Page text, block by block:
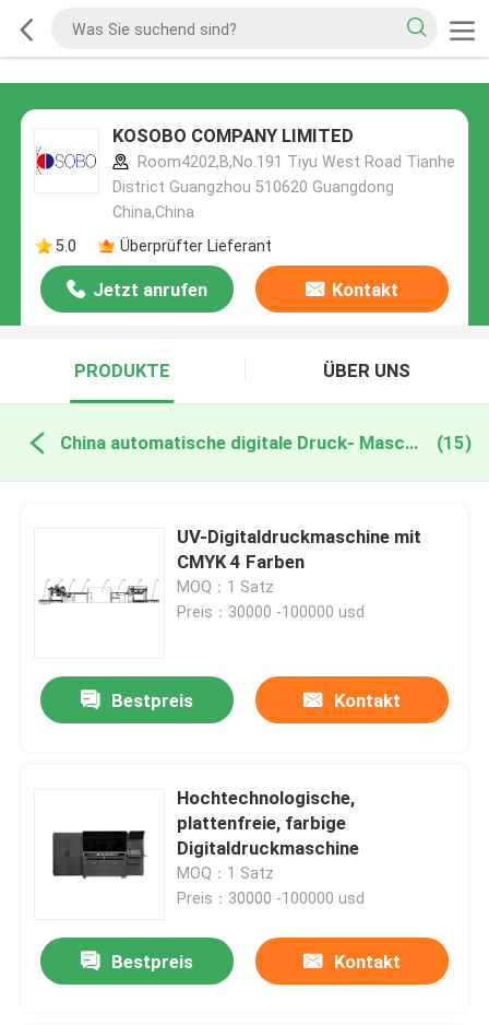
KOSOBO COMPANY LIMITED
Room4202,B,No.191 Tiyu West Road Tianhe
District Guangzhou 510620 Guangdong
China,China
5.0
Überprüfter Lieferant
Jetzt anrufen Kontakt
PRODUKTE ÜBER UNS
China automatische digitale Druck- Maschine (15)
UV-Digitaldruckmaschine mit
CMYK 4 Farben
MOQ：1 Satz
Preis：30000 -100000 usd
Bestpreis Kontakt
Hochtechnologische,
plattenfreie, farbige
Digitaldruckmaschine
MOQ：1 Satz
Preis：30000 -100000 usd
Bestpreis Kontakt